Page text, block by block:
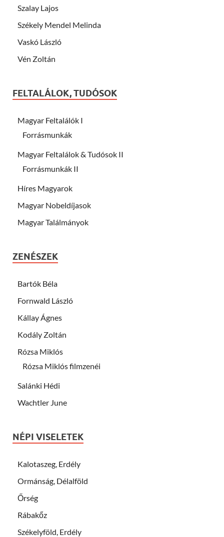
Szalay Lajos
Székely Mendel Melinda
Vaskó László
Vén Zoltán
FELTALÁLOK, TUDÓSOK
Magyar Feltalálók I
Forrásmunkák
Magyar Feltalálok & Tudósok II
Forrásmunkák II
Híres Magyarok
Magyar Nobeldíjasok
Magyar Találmányok
ZENÉSZEK
Bartók Béla
Fornwald László
Kállay Ágnes
Kodály Zoltán
Rózsa Miklós
Rózsa Miklós filmzenéi
Salánki Hédi
Wachtler June
NÉPI VISELETEK
Kalotaszeg, Erdély
Ormánság, Délalföld
Őrség
Rábakőz
Székelyföld, Erdély